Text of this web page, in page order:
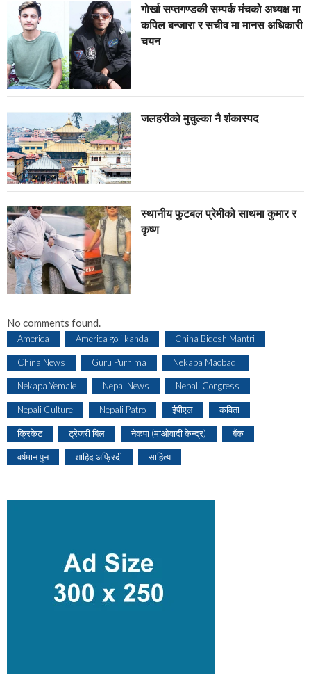
गोर्खा सप्तगण्डकी सम्पर्क मंचको अध्यक्ष मा
कपिल बन्जारा र सचीव मा मानस अधिकारी
चयन
जलहरीको मुचुल्का नै शंंकास्पद
स्थानीय फुटबल प्रेमीको साथमा कुमार र
कृष्ण
No comments found.
America America goli kanda China Bidesh Mantri
China News Guru Purnima Nekapa Maobadi
Nekapa Yemale Nepal News Nepali Congress
Nepali Culture Nepali Patro ईपीएल कविता
क्रिकेट ट्रेजरी बिल नेकपा (माओवादी केन्द्र) बैंक
वर्षमान पुन शाहिद अफ्रिदी साहित्य